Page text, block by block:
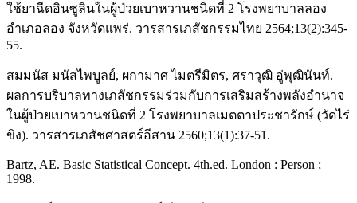
ใช้ยาฉีดอินซูลินในผู้ป่วยเบาหวานชนิดที่ 2 โรงพยาบาลลอง
อำเภอลอง จังหวัดแพร่. วารสารเภสัชกรรมไทย 2564;13(2):345-
55.
สมมนัส มนัสไพบูลย์, ผกามาศ ไมตรีมิตร, ศราวุฒิ อู่พุฒินันท์.
ผลการบริบาลทางเภสัชกรรมร่วมกับการเสริมสร้างพลังอำนาจ
ในผู้ป่วยเบาหวานชนิดที่ 2 โรงพยาบาลเมตตาประชารักษ์ (วัดไร่
ขิง). วารสารเภสัชศาสตร์อีสาน 2560;13(1):37-51.
Bartz, AE. Basic Statistical Concept. 4th.ed. London : Person ;
1998.